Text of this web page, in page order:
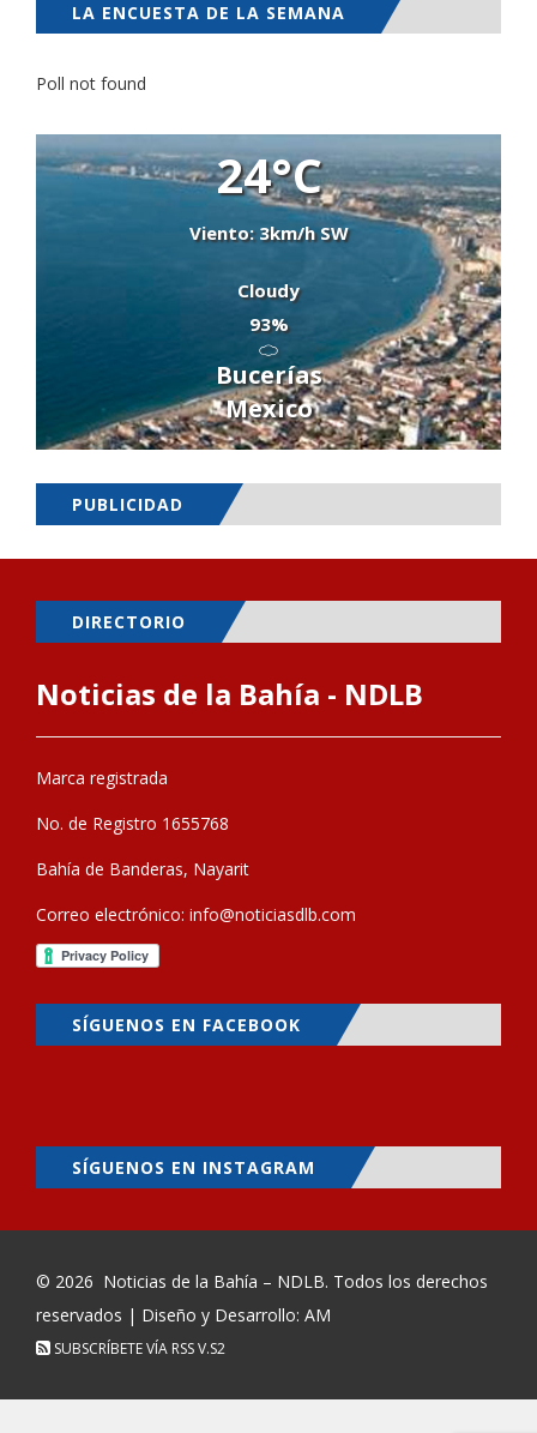
LA ENCUESTA DE LA SEMANA
Poll not found
24°C
Viento: 3km/h SW
Cloudy
93%
Bucerías
Mexico
PUBLICIDAD
DIRECTORIO
Noticias de la Bahía - NDLB
Marca registrada
No. de Registro 1655768
Bahía de Banderas, Nayarit
Correo electrónico: info@noticiasdlb.com
SÍGUENOS EN FACEBOOK
SÍGUENOS EN INSTAGRAM
© 2026 Noticias de la Bahía – NDLB. Todos los derechos
reservados | Diseño y Desarrollo: AM
SUBSCRÍBETE VÍA RSSV.S2